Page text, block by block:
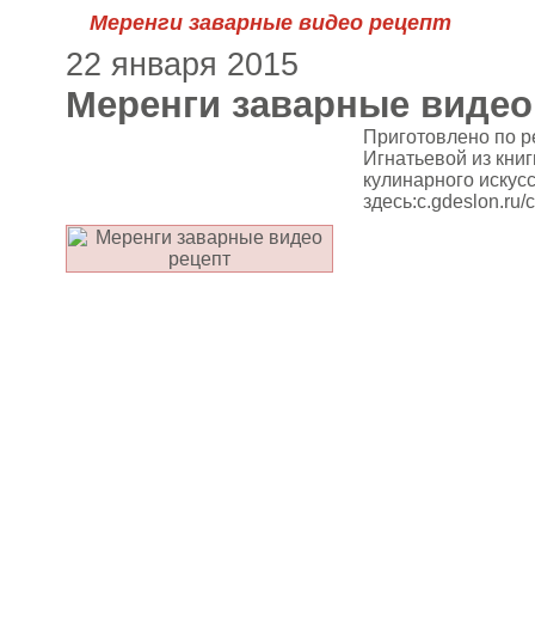
Меренги заварные видео рецепт
22 января 2015
Меренги заварные
Приготовлено по
Игнатьевой из
кулинарного
здесь:c.gdeslon.ru/